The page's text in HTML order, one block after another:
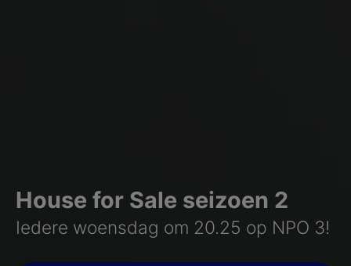
House for Sale seizoen 2
Iedere woensdag om 20.25 op NPO 3!